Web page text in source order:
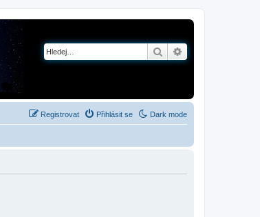
Hledat
Dark mode
Přihlásit se
Registrovat